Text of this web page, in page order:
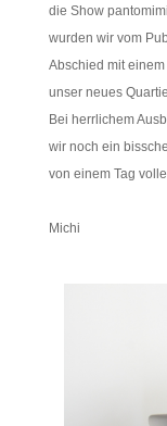
die Show
wurden wir vom
Abschied mit
unser neues
Bei herrlichem
wir noch ein
von einem Tag
Michi